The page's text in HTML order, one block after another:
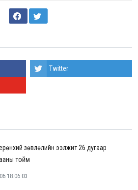
Twitter
ерөнхий зөвлөлийн ээлжит 26 дугаар
тойм
18:06:03